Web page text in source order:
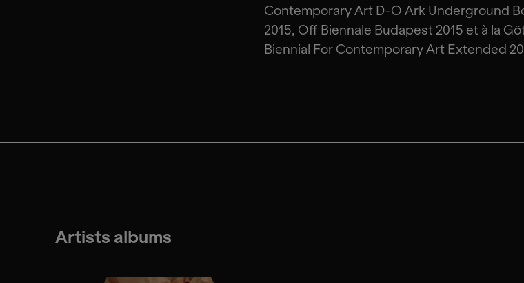
Contemporary Art D-O Ark Underground
2015, Off Biennale Budapest 2015 et à la
Biennial For Contemporary Art Extended
Artists albums